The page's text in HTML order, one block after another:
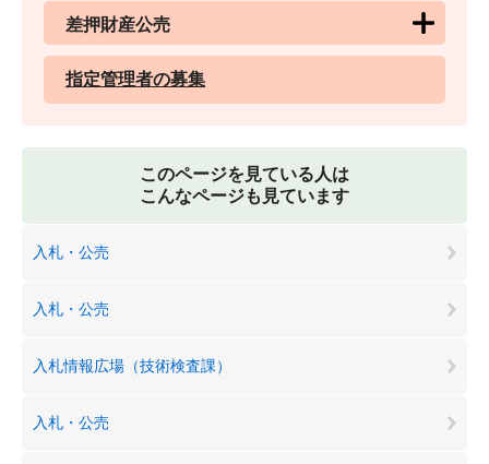
差押財産公売
指定管理者の募集
このページを見ている人は
こんなページも見ています
入札・公売
入札・公売
入札情報広場（技術検査課）
入札・公売